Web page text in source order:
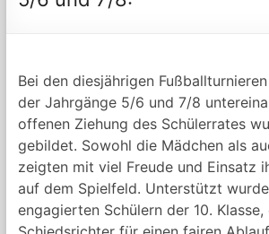
|
Erleben-
Zukunft
Sportbetonte
Schule
mit
Gymnasialer
Bei den diesjährigen
der Jahrgänge 5/6 und 7/8
offenen Ziehung des Schülerrates
gebildet. Sowohl die Mädchen als
zeigten mit viel Freude und Einsatz
auf dem Spielfeld. Unterstützt
engagierten Schülern der 10. Klasse,